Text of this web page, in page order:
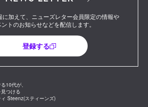
10代が、
見つける
Steenz(スティーンズ)
加えて、ニューズレター会員限定の情報や
トのお知らせなどを配信します。
登録する